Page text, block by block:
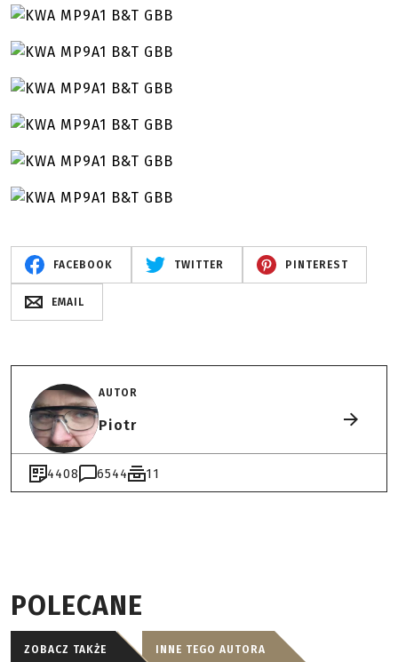
FACEBOOK TWITTER PINTEREST
EMAIL
AUTOR
Piotr
4408 6544 11
POLECANE
ZOBACZ TAKŻE INNE TEGO AUTORA